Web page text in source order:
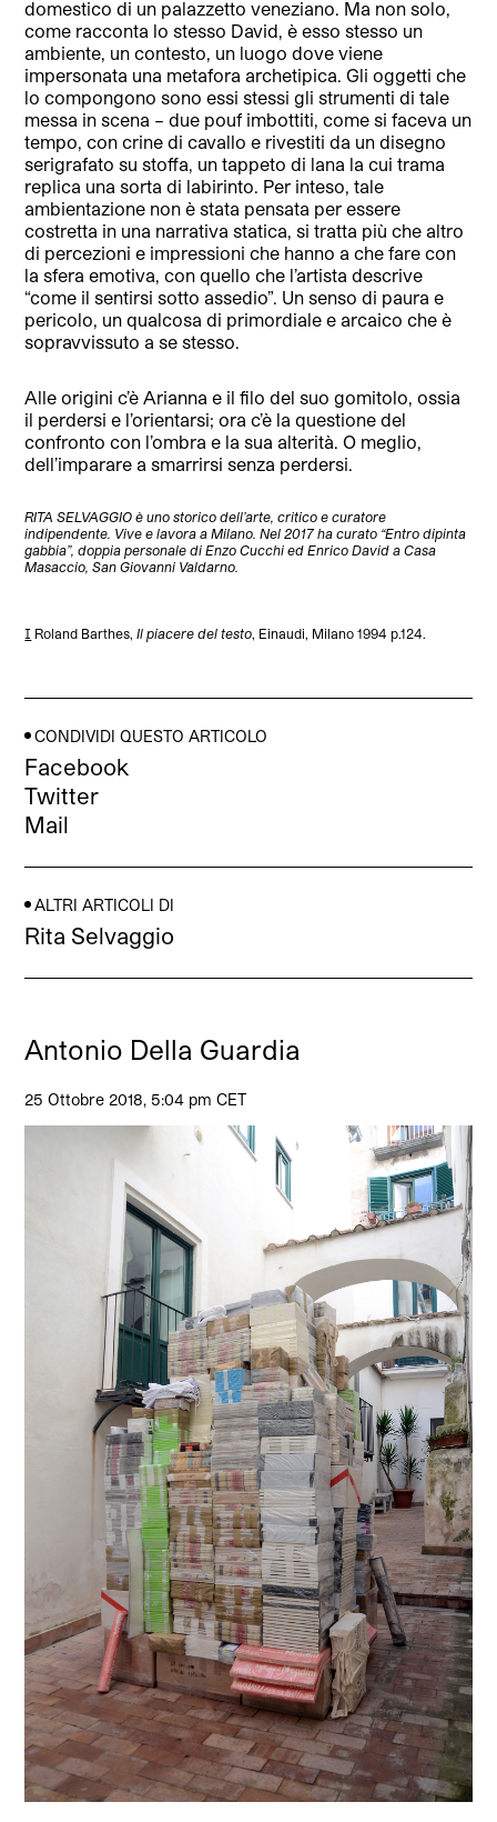
domestico di un palazzetto veneziano. Ma non solo,
come racconta lo stesso David, è esso stesso un
ambiente, un contesto, un luogo dove viene
impersonata una metafora archetipica. Gli oggetti che
lo compongono sono essi stessi gli strumenti di tale
messa in scena – due pouf imbottiti, come si faceva un
tempo, con crine di cavallo e rivestiti da un disegno
serigrafato su stoffa, un tappeto di lana la cui trama
replica una sorta di labirinto. Per inteso, tale
ambientazione non è stata pensata per essere
costretta in una narrativa statica, si tratta più che altro
di percezioni e impressioni che hanno a che fare con
la sfera emotiva, con quello che l’artista descrive
“come il sentirsi sotto assedio”. Un senso di paura e
pericolo, un qualcosa di primordiale e arcaico che è
sopravvissuto a se stesso.
Alle origini c’è Arianna e il filo del suo gomitolo, ossia
il perdersi e l’orientarsi; ora c’è la questione del
confronto con l’ombra e la sua alterità. O meglio,
dell’imparare a smarrirsi senza perdersi.
RITA SELVAGGIO è uno storico dell’arte, critico e curatore
indipendente. Vive e lavora a Milano. Nel 2017 ha curato “Entro dipinta
gabbia”, doppia personale di Enzo Cucchi ed Enrico David a Casa
Masaccio, San Giovanni Valdarno.
[1] Roland Barthes,Il piacere del testo, Einaudi, Milano 1994 p.124.
CONDIVIDI QUESTO ARTICOLO
Facebook
Twitter
Mail
ALTRI ARTICOLI DI
Rita Selvaggio
Antonio Della Guardia
25 Ottobre 2018, 5:04 pm CET